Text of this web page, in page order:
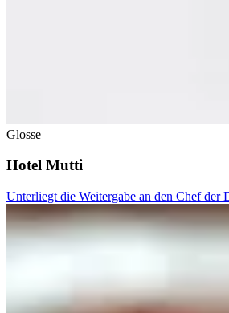
Glosse
Hotel Mutti
Unterliegt die Weitergabe an den Chef der